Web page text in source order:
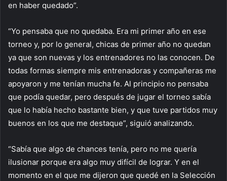
en haber quedado”.
“Yo pensaba que no quedaba. Era mi primer año en ese
torneo y, por lo general, chicas de primer año no quedan
ya que son nuevas y los entrenadores no las conocen. De
todas formas siempre mis entrenadoras y compañeras me
apoyaron y me tenían mucha fe. Al principio no pensaba
que podía quedar, pero después de jugar el torneo sabía
que lo había hecho bastante bien, y que tuve partidos muy
buenos en los que me destaque”, siguió analizando.
“Sabía que algo de chances tenía, pero no me quería
ilusionar porque era algo muy difícil de lograr. Y en el
momento en el que me dijeron que quedé en la Selección